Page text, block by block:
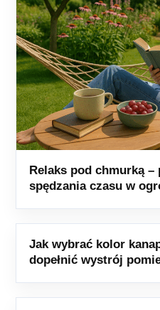
Relaks pod chmurką
spędzania czasu w
Jak wybrać kolor
dopełnić wystrój